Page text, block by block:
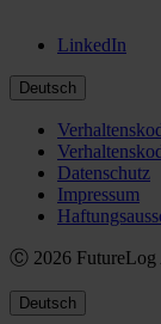
LinkedIn
Deutsch
Datenschutz
Impressum
Ⓒ 2026 FutureLog
Deutsch